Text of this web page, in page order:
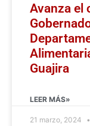
Avanza el
Guajira
LEER MÁS»
21 marzo, 2024